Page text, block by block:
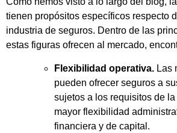
tienen propósitos específicos respecto
industria de seguros. Dentro de las
estas figuras ofrecen al mercado,
Flexibilidad operativa. Las
pueden ofrecer seguros a
sujetos a los requisitos de
mayor flexibilidad
financiera y de capital.